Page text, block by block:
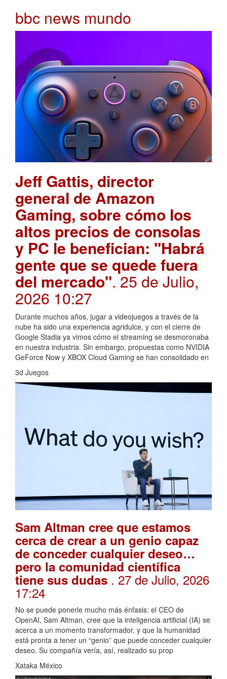
bbc news mundo
Jeff Gattis, director
general de Amazon
Gaming, sobre cómo los
altos precios de consolas
y PC le benefician: "Habrá
gente que se quede fuera
del mercado". 25 de Julio,
2026 10:27
Durante muchos años, jugar a videojuegos a través de la
nube ha sido una experiencia agridulce, y con el cierre de
Google Stadia ya vimos cómo el streaming se desmoronaba
en nuestra industria. Sin embargo, propuestas como NVIDIA
GeForce Now y XBOX Cloud Gaming se han consolidado en
3d Juegos
Sam Altman cree que estamos
cerca de crear a un genio capaz
de conceder cualquier deseo…
pero la comunidad científica
tiene sus dudas . 27 de Julio, 2026
17:24
No se puede ponerle mucho más énfasis: el CEO de
OpenAI, Sam Altman, cree que la inteligencia artificial (IA) se
acerca a un momento transformador, y que la humanidad
está pronta a tener un “genio” que puede conceder cualquier
deseo. Su compañía vería, así, realizado su prop
Xataka México